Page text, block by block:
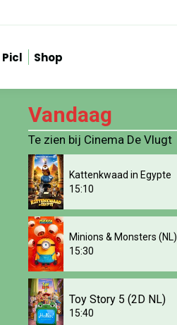
Picl Shop
Vandaag
Te zien bij Cinema De Vlugt
Kattenkwaad in Egypte
15:10
Minions & Monsters (NL)
15:30
Toy Story 5 (2D NL)
15:40